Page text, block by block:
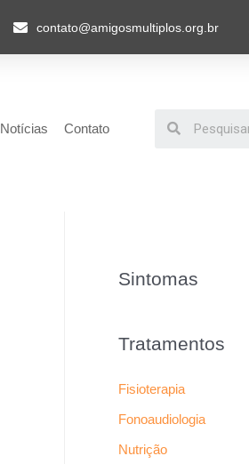
contato@amigosmultiplos.org.br
Notícias Contato
Sintomas
Tratamentos
Fisioterapia
Fonoaudiologia
Nutrição